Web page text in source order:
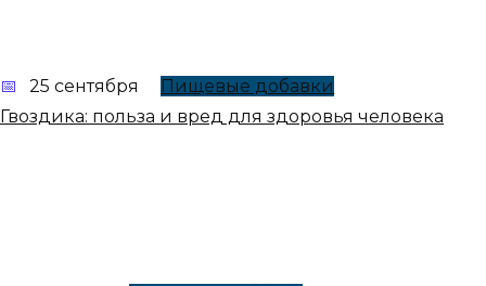
25 сентября
Пищевые добавки
Гвоздика: польза и вред для здоровья человека